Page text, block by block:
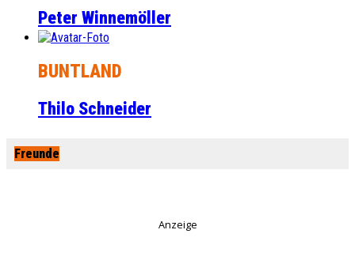
Peter Winnemöller
BUNTLAND
Thilo Schneider
Freunde
Anzeige